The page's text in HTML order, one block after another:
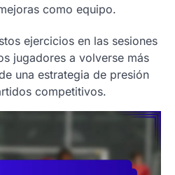
como equipo.
ejercicios en las sesiones
jugadores a volverse más
una estrategia de presión
competitivos.